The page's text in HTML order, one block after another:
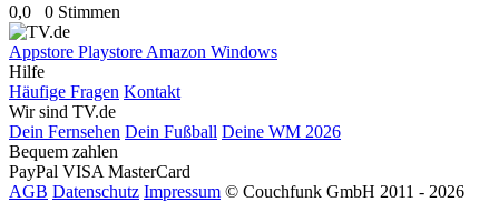
0,0 0 Stimmen
Appstore Playstore Amazon Windows
Hilfe
Häufige Fragen Kontakt
Wir sind TV.de
Dein Fernsehen Dein Fußball Deine WM 2026
Bequem zahlen
PayPal VISA MasterCard
AGB Datenschutz Impressum © Couchfunk GmbH 2011 - 2026